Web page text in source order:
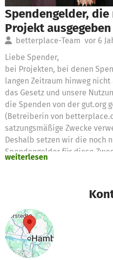
Spendengelder,
Projekt
betterplace-Team vor 6
Liebe Spender,
bei Projekten, bei denen
langen Zeitraum hinweg
das Gesetz und unsere
die Spenden von der gut.org
(Betreiberin von
satzungsmäßige Zwecke
Deshalb setzen wir die noch
Spendengelder für diese
weiterlesen